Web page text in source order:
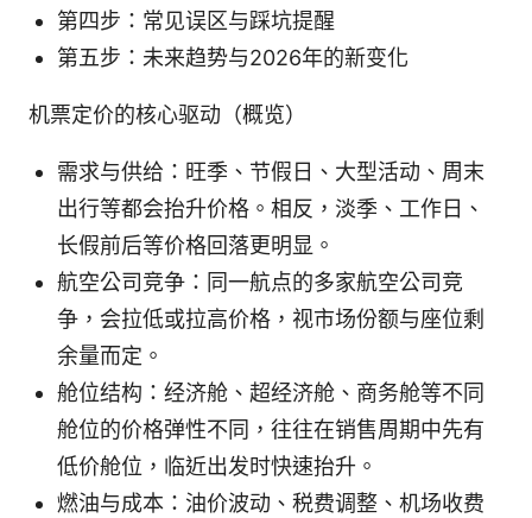
第四步：常见误区与踩坑提醒
第五步：未来趋势与2026年的新变化
机票定价的核心驱动（概览）
需求与供给：旺季、节假日、大型活动、周末
出行等都会抬升价格。相反，淡季、工作日、
长假前后等价格回落更明显。
航空公司竞争：同一航点的多家航空公司竞
争，会拉低或拉高价格，视市场份额与座位剩
余量而定。
舱位结构：经济舱、超经济舱、商务舱等不同
舱位的价格弹性不同，往往在销售周期中先有
低价舱位，临近出发时快速抬升。
燃油与成本：油价波动、税费调整、机场收费